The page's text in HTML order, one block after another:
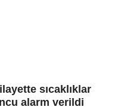
sıcaklıklar
alarm verildi